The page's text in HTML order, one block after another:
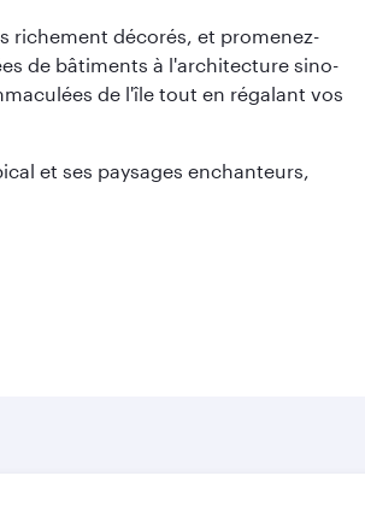
richement décorés, et promenez-
de bâtiments à l'architecture sino-
de l'île tout en régalant vos
et ses paysages enchanteurs,